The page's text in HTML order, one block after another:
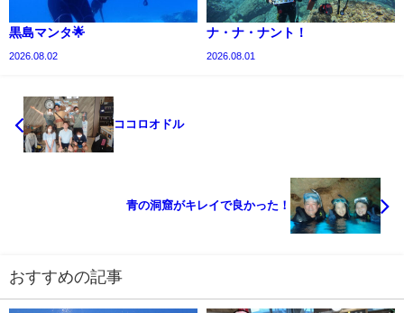
黒島マンタ🌟
2026.08.02
ナ・ナ・ナント！
2026.08.01
ココロオドル
青の洞窟がキレイで良かった！
おすすめの記事